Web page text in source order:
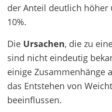
der Anteil deutlich
10%.
Die Ursachen, die zu
sind nicht eindeutig
einige Zusammenhänge
das Entstehen von
beeinflussen.